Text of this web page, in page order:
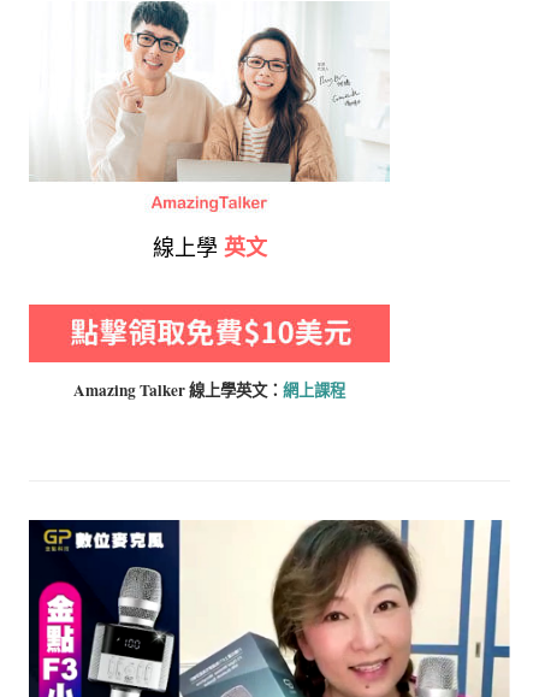
線上學 英文
Amazing Talker 線上學英文： 網上課程